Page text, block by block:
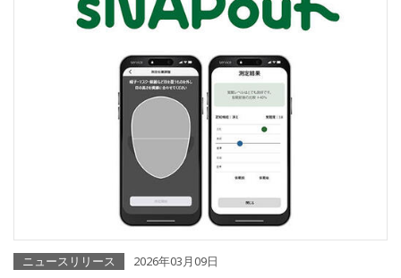
ニュースリリース 2026年03月09日